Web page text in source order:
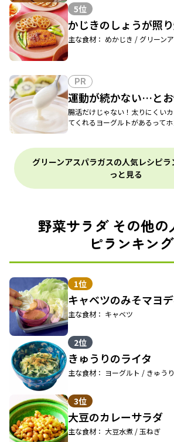
5位
かじきのしょうが照
主な食材： めかじき / グリーン
PR
運動が続かない…と
腸活だけじゃない！太りにくい
てくれるヨーグルトがあるってホ
グリーンアスパラガスの人気レシピラ
っと見る
野菜サラダ その他の
ピランキング
1位
キャベツのみそマヨ
主な食材： キャベツ
2位
きゅうりのライタ
主な食材： ヨーグルト / きゅうり
3位
大豆のカレーサラダ
主な食材： 大豆水煮 / 玉ねぎ